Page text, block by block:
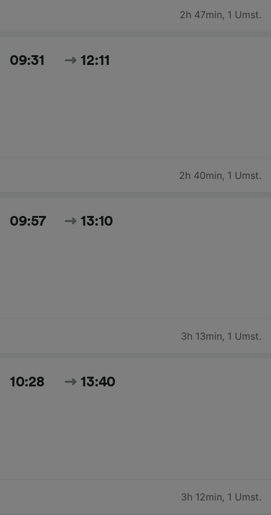
2h 47min, 1 Umst.
09:31 12:11
2h 40min, 1 Umst.
09:57 13:10
3h 13min, 1 Umst.
10:28 13:40
3h 12min, 1 Umst.